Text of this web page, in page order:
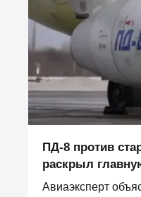
ПД-8 против
раскрыл
Авиаэксперт